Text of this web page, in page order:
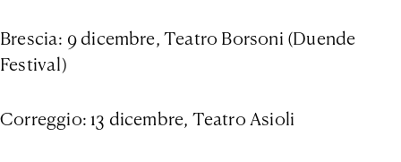
Brescia: 9 dicembre, Teatro Borsoni (Duende
Festival)
Correggio: 13 dicembre, Teatro Asioli